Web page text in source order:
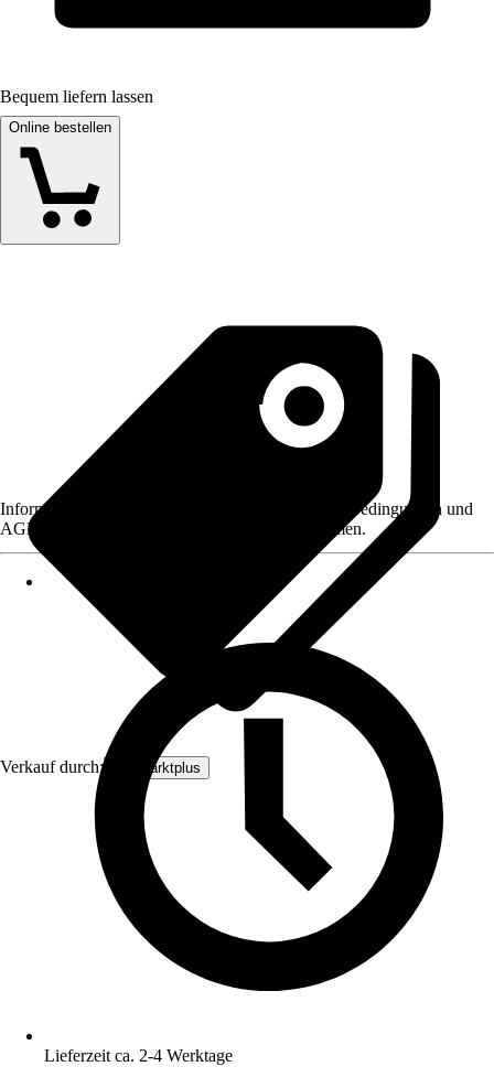
Bequem liefern lassen
Online bestellen
Verkauf durch: Baumarktplus
Informationen des Verkäufers, wie z. B. Rückgabebedingungen und
AGB, finden Sie bei Klick auf den Verkäufernamen.
Lieferzeit ca. 2-4 Werktage